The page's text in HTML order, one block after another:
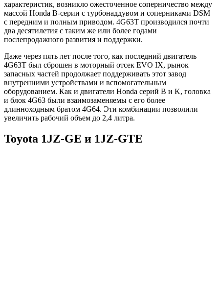
характеристик, возникло ожесточенное соперничество между
массой Honda B-серии с турбонаддувом и соперниками DSM
с передним и полным приводом. 4G63T производился почти
два десятилетия с таким же или более годами
послепродажного развития и поддержки.
Даже через пять лет после того, как последний двигатель
4G63T был сброшен в моторный отсек EVO IX, рынок
запасных частей продолжает поддерживать этот завод
внутренними устройствами и вспомогательным
оборудованием. Как и двигатели Honda серий B и K, головка
и блок 4G63 были взаимозаменяемы с его более
длинноходным братом 4G64. Эти комбинации позволили
увеличить рабочий объем до 2,4 литра.
Toyota 1JZ-GE и 1JZ-GTE